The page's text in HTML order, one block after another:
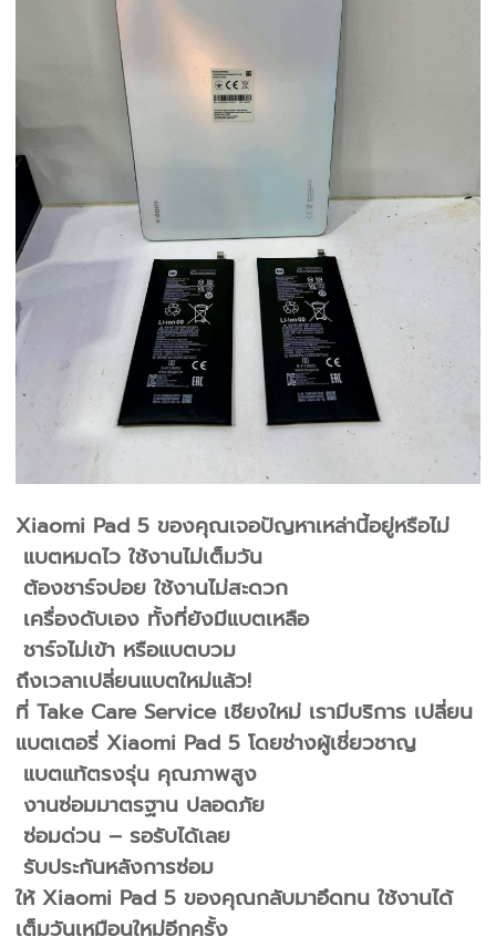
Xiaomi Pad 5 ของคุณเจอปัญหาเหล่านี้อยู่หรือไม่
แบตหมดไว ใช้งานไม่เต็มวัน
ต้องชาร์จบ่อย ใช้งานไม่สะดวก
เครื่องดับเอง ทั้งที่ยังมีแบตเหลือ
ชาร์จไม่เข้า หรือแบตบวม
ถึงเวลาเปลี่ยนแบตใหม่แล้ว!
ที่ Take Care Service เชียงใหม่ เรามีบริการ เปลี่ยน
แบตเตอรี่ Xiaomi Pad 5 โดยช่างผู้เชี่ยวชาญ
แบตแท้ตรงรุ่น คุณภาพสูง
งานซ่อมมาตรฐาน ปลอดภัย
ซ่อมด่วน – รอรับได้เลย
รับประกันหลังการซ่อม
ให้ Xiaomi Pad 5 ของคุณกลับมาอึดทน ใช้งานได้
เต็มวันเหมือนใหม่อีกครั้ง